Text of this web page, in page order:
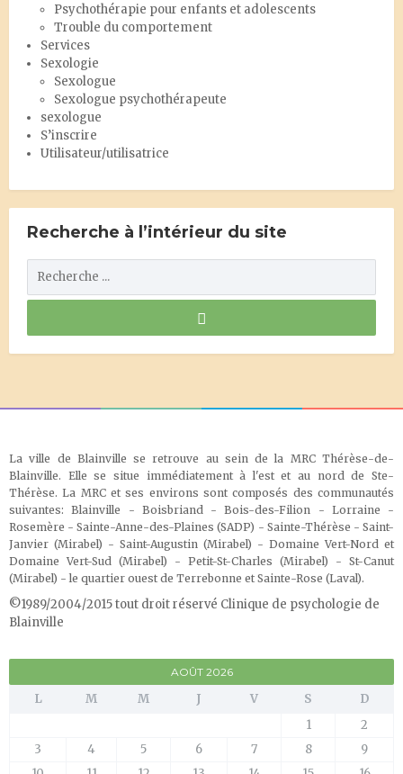
Psychothérapie pour enfants et adolescents
Trouble du comportement
Services
Sexologie
Sexologue
Sexologue psychothérapeute
sexologue
S’inscrire
Utilisateur/utilisatrice
Recherche à l’intérieur du site
La ville de Blainville se retrouve au sein de la MRC Thérèse-de-
Blainville. Elle se situe immédiatement à l'est et au nord de Ste-
Thérèse. La MRC et ses environs sont composés des communautés
suivantes: Blainville - Boisbriand - Bois-des-Filion - Lorraine -
Rosemère - Sainte-Anne-des-Plaines (SADP) - Sainte-Thérèse - Saint-
Janvier (Mirabel) - Saint-Augustin (Mirabel) - Domaine Vert-Nord et
Domaine Vert-Sud (Mirabel) - Petit-St-Charles (Mirabel) - St-Canut
(Mirabel) - le quartier ouest de Terrebonne et Sainte-Rose (Laval).
©1989/2004/2015 tout droit réservé Clinique de psychologie de
Blainville
AOÛT 2026
L M M J V S
D
1
2
3
4 5 6 7 8
9